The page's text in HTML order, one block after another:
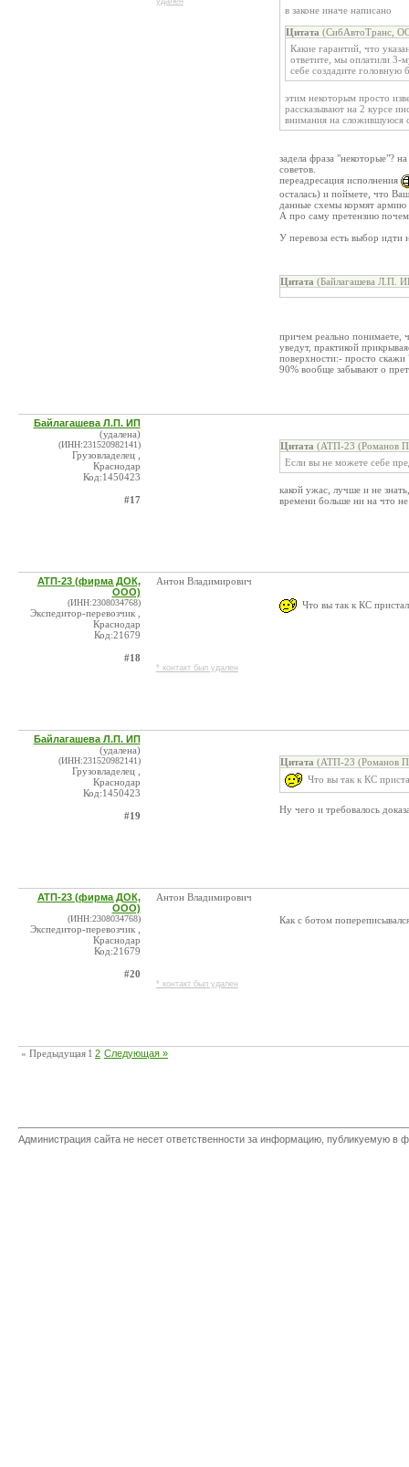
в законе иначе написано
Цитата (СибАвтоТранс,
Какие гарантий, что
ответите, мы оплатили 3-
себе создадите головную
этим некоторым просто
рассказывают на 2 курсе
внимания на сложившуюся
задела фраза "некоторые"?
советов.
переадресация исполнения
осталась) и поймете, что
данные схемы кормят армию
А про саму претензию
У перевоза есть выбор идти
Цитата (Байлагашева Л.П.
причем реально понимаете,
уведут, практикой
поверхности:- просто
90% вообще забывают о
Байлагашева Л.П. ИП
(удалена)
(ИНН:231520982141)
Грузовладелец ,
Краснодар
Код:1450423
#17
Цитата (АТП-23 (Романов
Если вы не можете себе
какой ужас, лучше и не
времени больше ни на что
АТП-23 (фирма ДОК,
ООО)
(ИНН:2308034768)
Экспедитор-перевозчик ,
Краснодар
Код:21679
#18
Антон Владимирович
* контакт был удален
Что вы так к КС
Байлагашева Л.П. ИП
(удалена)
(ИНН:231520982141)
Грузовладелец ,
Краснодар
Код:1450423
#19
Цитата (АТП-23 (Романов
Что вы так к КС
Ну чего и требовалось
АТП-23 (фирма ДОК,
ООО)
(ИНН:2308034768)
Экспедитор-перевозчик ,
Краснодар
Код:21679
#20
Антон Владимирович
* контакт был удален
Как с ботом
« Предыдущая 1 2 Следующая »
Администрация сайта не несет ответственности за информацию, публикуемую